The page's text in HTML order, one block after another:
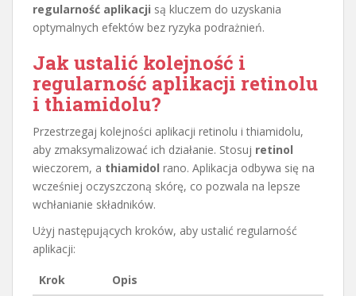
regularność aplikacji są kluczem do uzyskania
optymalnych efektów bez ryzyka podrażnień.
Jak ustalić kolejność i
regularność aplikacji retinolu
i thiamidolu?
Przestrzegaj kolejności aplikacji retinolu i thiamidolu,
aby zmaksymalizować ich działanie. Stosuj retinol
wieczorem, a thiamidol rano. Aplikacja odbywa się na
wcześniej oczyszczoną skórę, co pozwala na lepsze
wchłanianie składników.
Użyj następujących kroków, aby ustalić regularność
aplikacji:
Krok Opis